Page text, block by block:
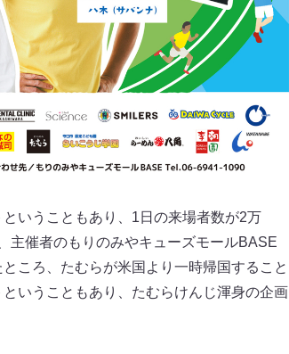
いうこともあり、1日の来場者数が2万
主催者のもりのみやキューズモールBASE
ころ、たむらが米国より一時帰国すること
いうこともあり、たむらけんじ渾身の企画